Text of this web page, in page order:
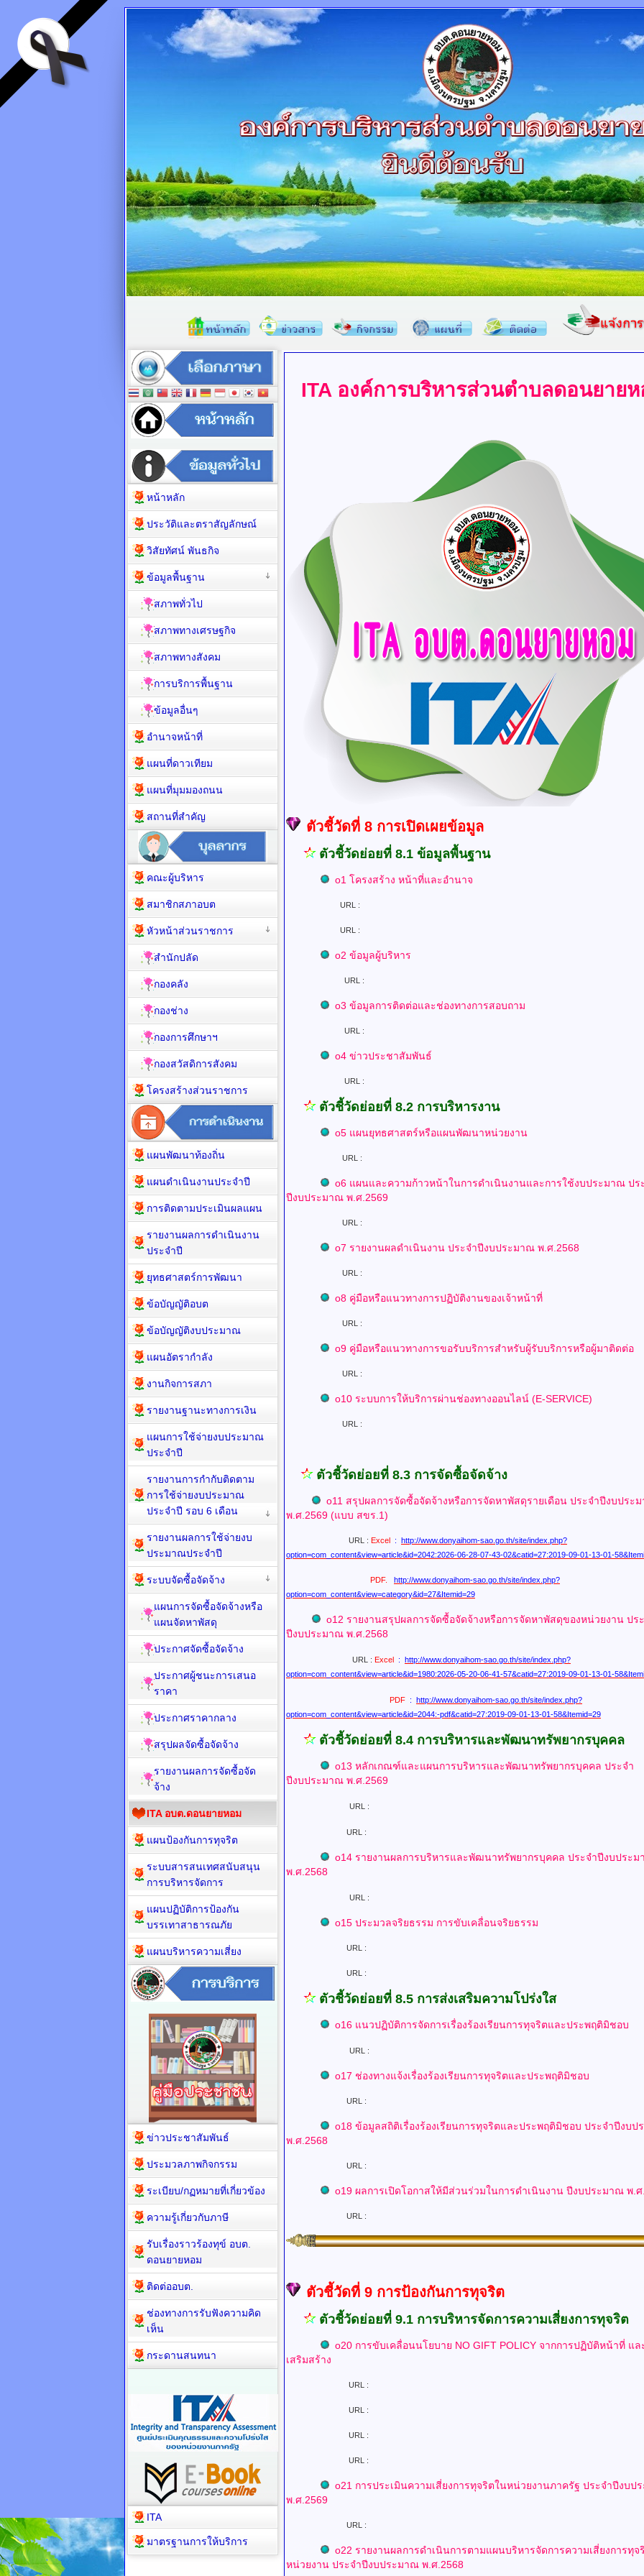
ITA องค์การบริหารส่วนตำบลดอนยาย
ตัวชี้วัดที่ 8 การเปิดเผยข้อมูล
ตัวชี้วัดย่อยที่ 8.1 ข้อมูลพื้นฐาน
o1 โครงสร้าง หน้าที่และอำนาจ
URL :
URL :
o2 ข้อมูลผู้บริหาร
URL :
o3 ข้อมูลการติดต่อและช่องทางการสอบถาม
URL :
o4 ข่าวประชาสัมพันธ์
URL :
ตัวชี้วัดย่อยที่ 8.2 การบริหารงาน
o5 แผนยุทธศาสตร์หรือแผนพัฒนาหน่วยงาน
URL :
o6 แผนและความก้าวหน้าในการดำเนินงานและการใช้งบประมาณ ปร
ปีงบประมาณ พ.ศ.2569
URL :
o7 รายงานผลดำเนินงาน ประจำปีงบประมาณ พ.ศ.2568
URL :
o8 คู่มือหรือแนวทางการปฏิบัติงานของเจ้าหน้าที่
URL :
o9 คู่มือหรือแนวทางการขอรับบริการสำหรับผู้รับบริการหรือผู้มาติดต่อ
URL :
o10 ระบบการให้บริการผ่านช่องทางออนไลน์ (E-SERVICE)
URL :
ตัวชี้วัดย่อยที่ 8.3 การจัดซื้อจัดจ้าง
o11 สรุปผลการจัดซื้อจัดจ้างหรือการจัดหาพัสดุรายเดือน ประจำปีงบประ
พ.ศ.2569 (แบบ สขร.1)
URL : Excel : http://www.donyaihom-sao.go.th/site/index.php?
option=com_content&view=article&id=2042:2026-06-28-07-43-02&catid=27:2019-09-01-13-01-
PDF.
http://www.donyaihom-sao.go.th/site/index.php?
option=com_content&view=category&id=27&Itemid=29
o12 รายงานสรุปผลการจัดซื้อจัดจ้างหรือการจัดหาพัสดุของหน่วยงาน ปร
ปีงบประมาณ พ.ศ.2568
URL : Excel : http://www.donyaihom-sao.go.th/site/index.php?
option=com_content&view=article&id=1980:2026-05-20-06-41-57&catid=27:2019-09-01-13-01-
PDF : http://www.donyaihom-sao.go.th/site/index.php?
option=com_content&view=article&id=2044:-pdf&catid=27:2019-09-01-13-01-58&Itemid=29
ตัวชี้วัดย่อยที่ 8.4 การบริหารและพัฒนาทรัพยากรบุคคล
o13 หลักเกณฑ์และแผนการบริหารและพัฒนาทรัพยากรบุคคล ประจำ
ปีงบประมาณ พ.ศ.2569
URL :
URL :
o14 รายงานผลการบริหารและพัฒนาทรัพยากรบุคคล ประจำปีงบประ
พ.ศ.2568
URL :
o15 ประมวลจริยธรรม การขับเคลื่อนจริยธรรม
URL :
URL :
ตัวชี้วัดย่อยที่ 8.5 การส่งเสริมความโปร่งใส
o16 แนวปฏิบัติการจัดการเรื่องร้องเรียนการทุจริตและประพฤติมิชอบ
URL :
o17 ช่องทางแจ้งเรื่องร้องเรียนการทุจริตและประพฤติมิชอบ
URL :
o18 ข้อมูลสถิติเรื่องร้องเรียนการทุจริตและประพฤติมิชอบ ประจำปีงบป
พ.ศ.2568
URL :
o19 ผลการเปิดโอกาสให้มีส่วนร่วมในการดำเนินงาน ปีงบประมาณ พ.ศ
URL :
ตัวชี้วัดที่ 9 การป้องกันการทุจริต
ตัวชี้วัดย่อยที่ 9.1 การบริหารจัดการความเสี่ยงการทุจริต
o20 การขับเคลื่อนนโยบาย NO GIFT POLICY จากการปฏิบัติหน้าที่ แล
เสริมสร้าง
URL :
URL :
URL :
URL :
o21 การประเมินความเสี่ยงการทุจริตในหน่วยงานภาครัฐ ประจำปีงบป
พ.ศ.2569
URL :
o22 รายงานผลการดำเนินการตามแผนบริหารจัดการความเสี่ยงการทุ
หน่วยงาน ประจำปีงบประมาณ พ.ศ.2568
หน้าหลัก
ประวัติและตราสัญลักษณ์
วิสัยทัศน์ พันธกิจ
ข้อมูลพื้นฐาน
สภาพทั่วไป
สภาพทางเศรษฐกิจ
สภาพทางสังคม
การบริการพื้นฐาน
ข้อมูลอื่นๆ
อำนาจหน้าที่
แผนที่ดาวเทียม
แผนที่มุมมองถนน
สถานที่สำคัญ
คณะผู้บริหาร
สมาชิกสภาอบต
หัวหน้าส่วนราชการ
สำนักปลัด
กองคลัง
กองช่าง
กองการศึกษาฯ
กองสวัสดิการสังคม
โครงสร้างส่วนราชการ
แผนพัฒนาท้องถิ่น
แผนดำเนินงานประจำปี
การติดตามประเมินผลแผน
รายงานผลการดำเนินงาน
ประจำปี
ยุทธศาสตร์การพัฒนา
ข้อบัญญัติอบต
ข้อบัญญัติงบประมาณ
แผนอัตรากำลัง
งานกิจการสภา
รายงานฐานะทางการเงิน
แผนการใช้จ่ายงบประมาณ
ประจำปี
รายงานการกำกับติดตาม
การใช้จ่ายงบประมาณ
ประจำปี รอบ 6 เดือน
รายงานผลการใช้จ่ายงบ
ประมาณประจำปี
ระบบจัดซื้อจัดจ้าง
แผนการจัดซื้อจัดจ้างหรือ
แผนจัดหาพัสดุ
ประกาศจัดซื้อจัดจ้าง
ประกาศผู้ชนะการเสนอ
ราคา
ประกาศราคากลาง
สรุปผลจัดซื้อจัดจ้าง
รายงานผลการจัดซื้อจัด
จ้าง
ITA อบต.ดอนยายหอม
แผนป้องกันการทุจริต
ระบบสารสนเทศสนับสนุน
การบริหารจัดการ
แผนปฏิบัติการป้องกัน
บรรเทาสาธารณภัย
แผนบริหารความเสี่ยง
ข่าวประชาสัมพันธ์
ประมวลภาพกิจกรรม
ระเบียบ/กฏหมายที่เกี่ยวข้อง
ความรู้เกี่ยวกับภาษี
รับเรื่องราวร้องทุข์ อบต.
ดอนยายหอม
ติดต่ออบต.
ช่องทางการรับฟังความคิด
เห็น
กระดานสนทนา
ITA
มาตรฐานการให้บริการ